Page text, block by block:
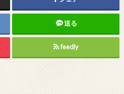
送る
feedly